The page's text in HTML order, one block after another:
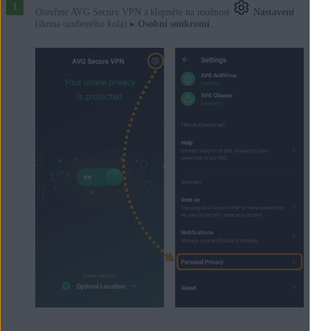
Otevřete AVG Secure VPN a klepněte na možnost
Nastavení
(ikona ozubeného kola) ▸ Osobní soukromí